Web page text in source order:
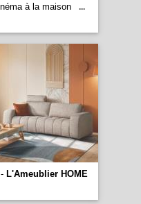
à la maison
...
L'Ameublier HOME